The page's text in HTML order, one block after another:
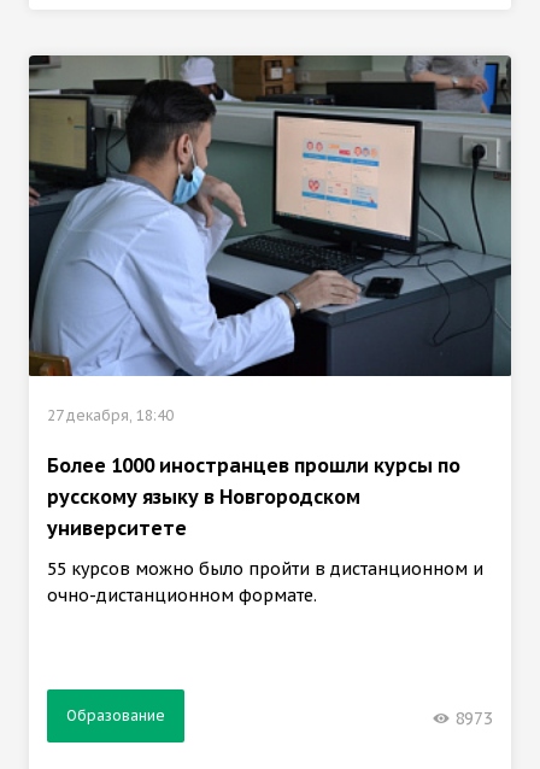
27 декабря, 18:40
Более 1000 иностранцев прошли курсы по
русскому языку в Новгородском
университете
55 курсов можно было пройти в дистанционном и
очно-дистанционном формате.
Образование 8973